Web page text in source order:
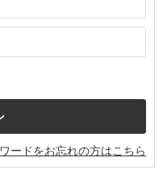
ードをお忘れの方はこちら